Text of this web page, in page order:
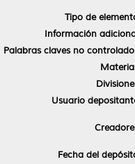
Tipo de
Información
Palabras claves no
Usuario
Fecha del